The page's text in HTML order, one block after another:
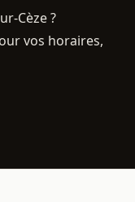
Cèze ?
vos horaires,